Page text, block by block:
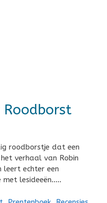
Roodborst
roodborstje dat een
verhaal van Robin
leert echter een
met lesideeën…..